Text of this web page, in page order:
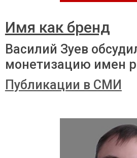
Имя как бренд
Василий Зуев
монетизацию имен
Публикации в СМИ